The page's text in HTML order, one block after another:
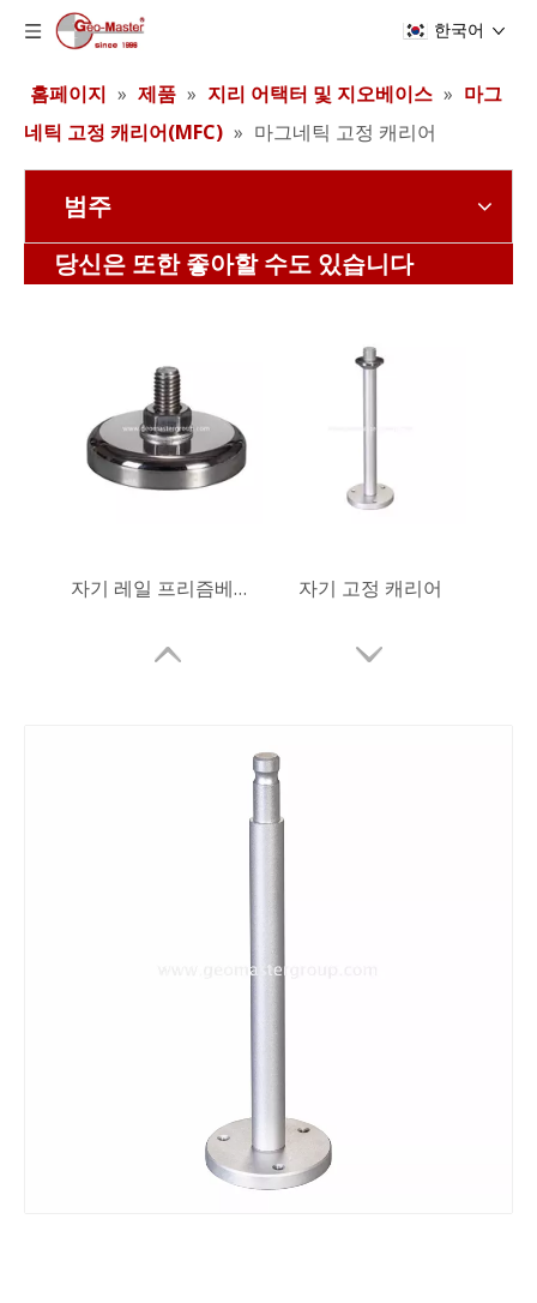
한국어
홈페이지 » 제품 » 지리 어택터 및 지오베이스 » 마그
네틱 고정 캐리어(MFC) » 마그네틱 고정 캐리어
범주
당신은 또한 좋아할 수도 있습니다
자기 레일 프리즘베이스 (48mm) 자기 고정 캐리어